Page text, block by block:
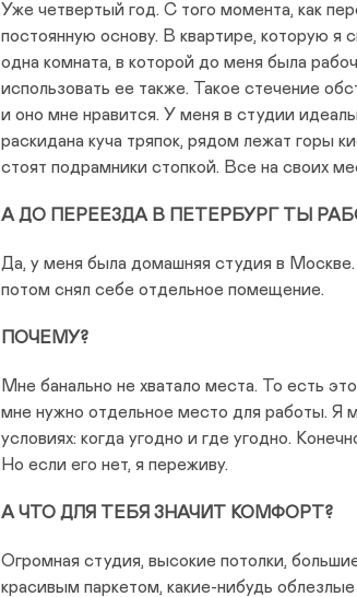
Уже четвертый год. С того момента, как
постоянную основу. В квартире, которую я
одна комната, в которой до меня была
использовать ее также. Такое стечение
и оно мне нравится. У меня в студии
раскидана куча тряпок, рядом лежат горы
стоят подрамники стопкой. Все на своих
А ДО ПЕРЕЕЗДА В ПЕТЕРБУРГ ТЫ
Да, у меня была домашняя студия в
потом снял себе отдельное помещение.
ПОЧЕМУ?
Мне банально не хватало места. То есть
мне нужно отдельное место для работы. Я
условиях: когда угодно и где угодно.
Но если его нет, я переживу.
А ЧТО ДЛЯ ТЕБЯ ЗНАЧИТ КОМФОРТ?
Огромная студия, высокие потолки,
красивым паркетом, какие-нибудь облезлые